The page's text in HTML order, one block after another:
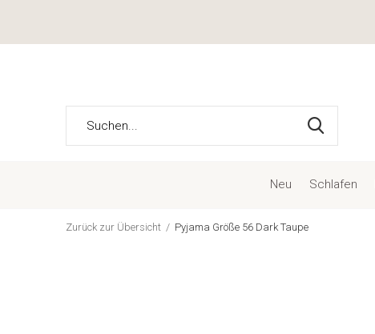
Neu Schlafen
Zurück zur Übersicht Pyjama Größe 56 Dark Taupe